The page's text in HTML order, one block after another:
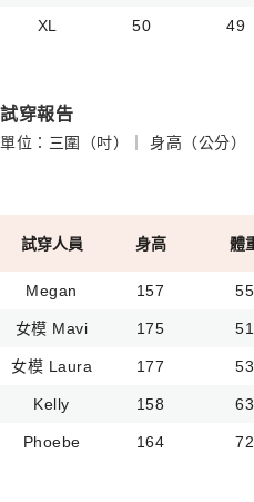
XL 50 49
試穿報告
單位：三圍（吋）｜ 身高（公分）
試穿人員 身高 體
Megan 157 55
女模 Mavi 175 51
女模 Laura 177 53
Kelly 158 63
Phoebe 164 72